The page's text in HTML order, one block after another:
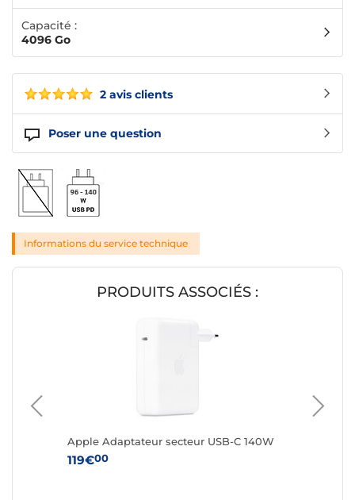
2 avis clients
Poser une question
Capacité :
4096 Go
Informations du service technique
PRODUITS ASSOCIÉS :
Apple Adaptateur secteur USB-C 140W
119€00